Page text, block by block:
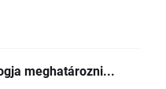
meghatározni...